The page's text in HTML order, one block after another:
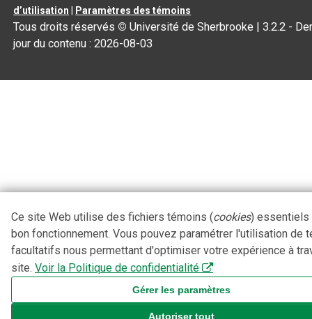
d’utilisation
Paramètres des témoins
Tous droits réservés © Université de Sherbrooke |3.2.2 -
jour du contenu :2026-08-03
Ce site Web utilise des fichiers témoins (cookies) essentiels
bon fonctionnement. Vous pouvez paramétrer l'utilisation de
facultatifs nous permettant d'optimiser votre expérience à
site. Voir la Politique de confidentialité
Gérer les paramètres
Autoriser tout